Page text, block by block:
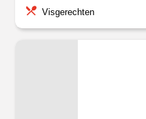
Visgerechten